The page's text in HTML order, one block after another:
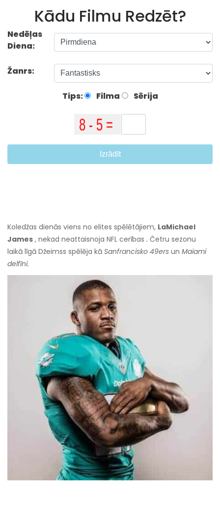
Kādu Filmu Redzēt?
Nedēļas
Diena:
Žanrs:
Tips: Filma Sērija
Izrādīt
Koledžas dienās viens no elites spēlētājiem, LaMichael
James , nekad neattaisnoja NFL cerības . Četru sezonu
laikā līgā Džeimss spēlēja kā Sanfrancisko 49ers un Maiami
delfīni.